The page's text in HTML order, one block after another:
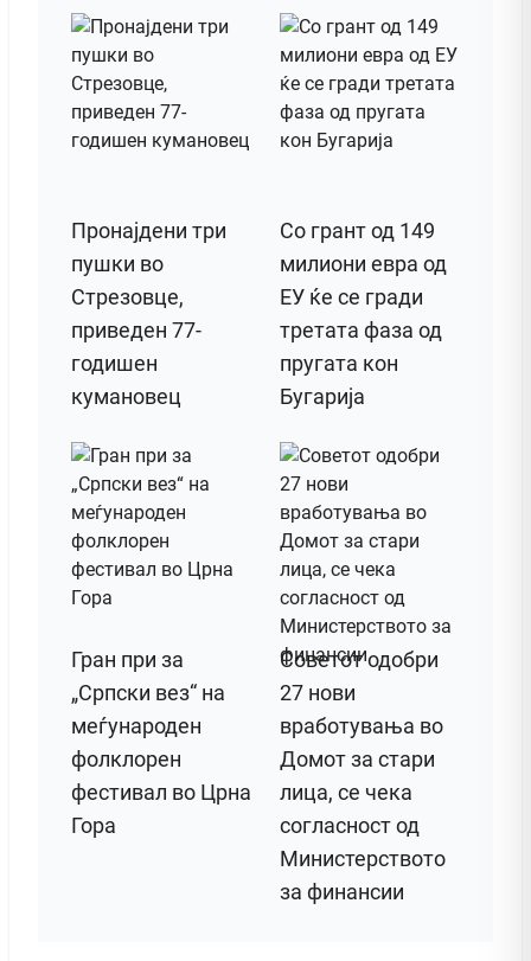
Пронајдени три
пушки во
Стрезовце,
приведен 77-
годишен
кумановец
Со грант од 149
милиони евра од
ЕУ ќе се гради
третата фаза од
пругата кон
Бугарија
Гран при за
„Српски вез“ на
меѓународен
фолклорен
фестивал во Црна
Гора
Советот одобри
27 нови
вработувања во
Домот за стари
лица, се чека
согласност од
Министерството
за финансии